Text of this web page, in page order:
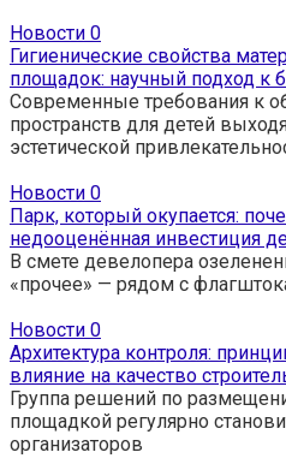
Новости 0
Гигиенические свойства
площадок: научный подход к
Современные требования к
пространств для детей
эстетической
Новости 0
Парк, который окупается:
недооценённая инвестиция
В смете девелопера
«прочее» — рядом с
Новости 0
Архитектура контроля:
влияние на качество
Группа решений по
площадкой регулярно
организаторов